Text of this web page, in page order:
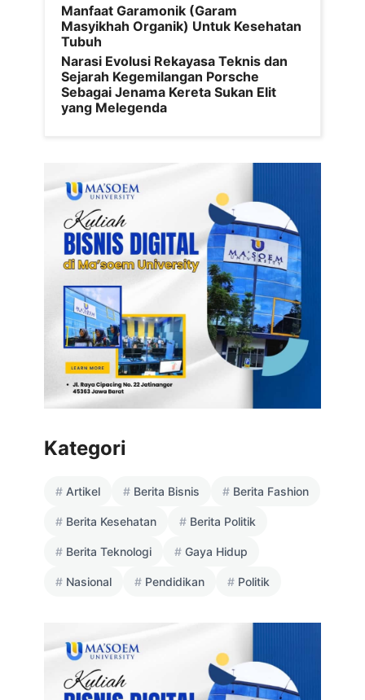
Manfaat Garamonik (Garam
Masyikhah Organik) Untuk Kesehatan
Tubuh
Narasi Evolusi Rekayasa Teknis dan
Sejarah Kegemilangan Porsche
Sebagai Jenama Kereta Sukan Elit
yang Melegenda
Kategori
Artikel Berita Bisnis Berita Fashion
Berita Kesehatan Berita Politik
Berita Teknologi Gaya Hidup
Nasional Pendidikan Politik